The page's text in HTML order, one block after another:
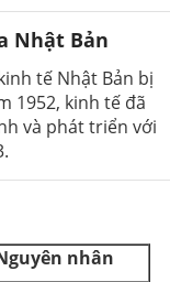
Nhật Bản
tế Nhật Bản bị
1952, kinh tế đã
và phát triển với
nhân